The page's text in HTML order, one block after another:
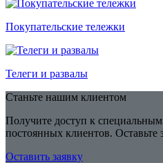
Покупательские тележки
Телеги и развалы
Станьте нашим клиентом
Получите доступ к
постоянных клиентов. Оставьте
Оставить заявку